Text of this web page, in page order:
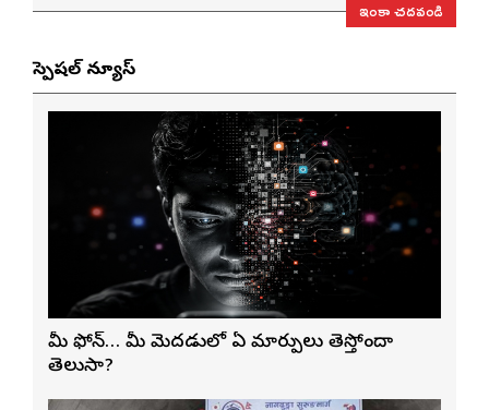
ఇంకా చదవండి
స్పెషల్ న్యూస్
మీ ఫోన్… మీ మెదడులో ఏ మార్పులు తెస్తోందా
తెలుసా?